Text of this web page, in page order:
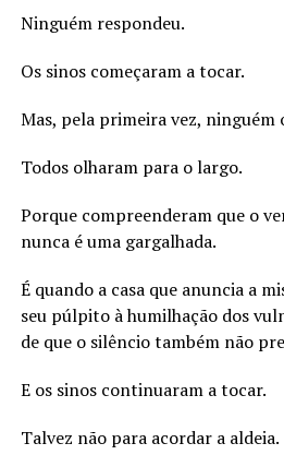
Ninguém respondeu.
Os sinos começaram a tocar.
Mas, pela primeira vez,
Todos olharam para o largo.
Porque compreenderam que o
nunca é uma gargalhada.
É quando a casa que anuncia a
seu púlpito à humilhação dos
de que o silêncio também não
E os sinos continuaram a tocar.
Talvez não para acordar a aldeia.